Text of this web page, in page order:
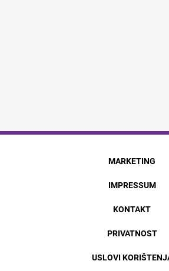
MARKETING
IMPRESSUM
KONTAKT
PRIVATNOST
USLOVI